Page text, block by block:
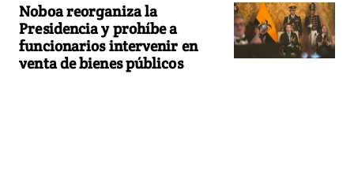
Noboa reorganiza la
Presidencia y prohíbe a
funcionarios intervenir en
venta de bienes públicos